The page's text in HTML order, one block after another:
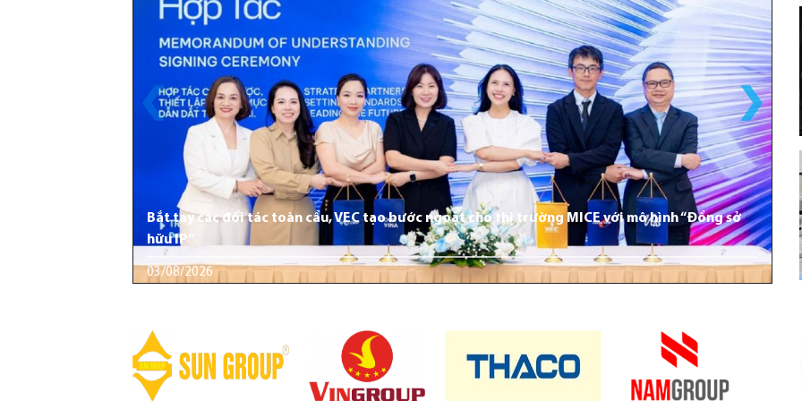
Bắt tay các đối tác toàn cầu, VEC tạo bước ngoặt cho thị trường MICE với mô hình “Đồng sở
hữu IP”
03/08/2026